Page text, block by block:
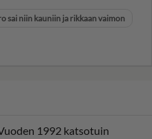
sai niin kauniin ja rikkaan vaimon
1992 katsotuin